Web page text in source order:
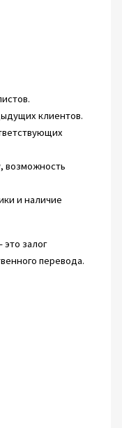
клиентов.
возможность
и наличие
залог
перевода.